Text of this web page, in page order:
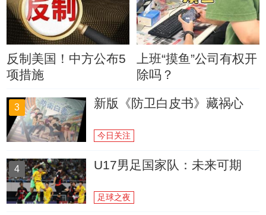
反制美国！中方公布5
项措施
上班“摸鱼”公司有权开
除吗？
3 新版《防卫白皮书》藏祸心
今日关注
4 U17男足国家队：未来可期
足球之夜